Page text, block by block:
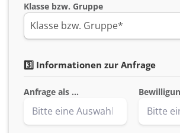
Klasse bzw. Gruppe
3️⃣ Informationen zur Anfrage
Anfrage als ...